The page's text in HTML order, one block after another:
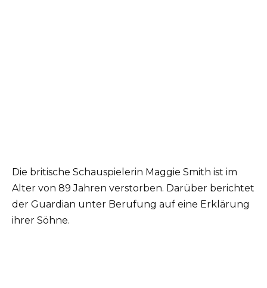
Die britische Schauspielerin Maggie Smith ist im
Alter von 89 Jahren verstorben. Darüber berichtet
der Guardian unter Berufung auf eine Erklärung
ihrer Söhne.